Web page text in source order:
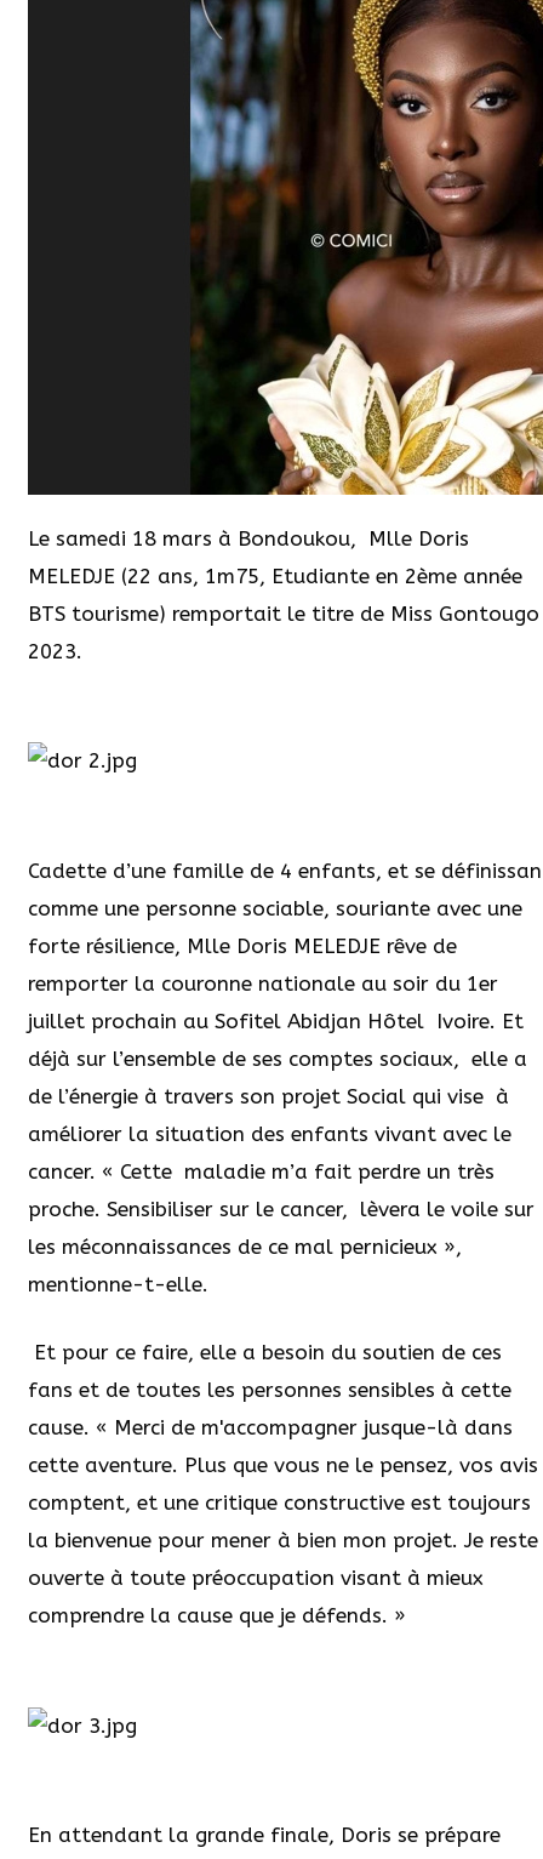
Le samedi 18 mars à Bondoukou,
Mlle Doris
MELEDJE (22 ans, 1m75, Etudiante en 2ème année
BTS tourisme) remportait le titre de Miss Gontougo
2023.
Cadette d’une famille de 4 enfants, et se
comme une personne sociable, souriante avec une
forte résilience, Mlle Doris MELEDJE rêve de
remporter la couronne nationale au soir du 1er
juillet prochain au Sofitel Abidjan Hôtel Ivoire. Et
déjà sur l’ensemble de ses comptes sociaux, elle a
de l’énergie à travers son projet Social qui vise à
améliorer la situation des enfants vivant avec le
cancer. « Cette maladie m’a fait perdre un très
proche. Sensibiliser sur le cancer, lèvera le voile sur
les méconnaissances de ce mal pernicieux »,
mentionne-t-elle.
Et pour ce faire, elle a besoin du soutien de ces
fans et de toutes les personnes sensibles à cette
cause. « Merci de m'accompagner jusque-là dans
cette aventure. Plus que vous ne le pensez, vos avis
comptent, et une critique constructive est toujours
la bienvenue pour mener à bien mon projet. Je reste
ouverte à toute préoccupation visant à mieux
comprendre la cause que je défends. »
En attendant la grande finale, Doris se prépare